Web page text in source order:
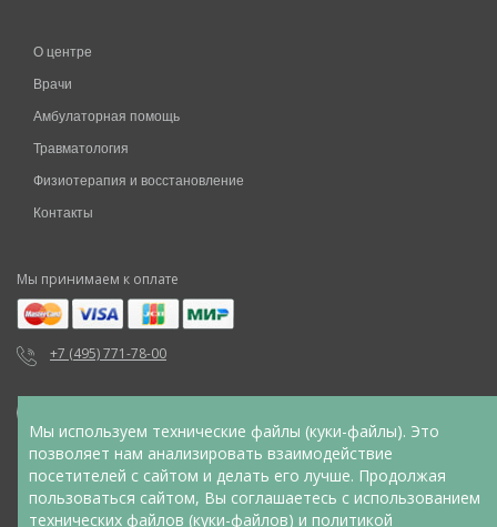
О центре
Врачи
Амбулаторная помощь
Травматология
Физиотерапия и восстановление
Контакты
Мы принимаем к оплате
+7 (495) 771-78-00
Указанные на сайте цены не являются публичной офертой (ст.
435 ГК РФ, cт. 437 ГК РФ). Для уточнения стоимости услуг
Мы используем технические файлы (куки-файлы). Это
позволяет нам анализировать взаимодействие
посетителей с сайтом и делать его лучше. Продолжая
пользоваться сайтом, Вы соглашаетесь с использованием
технических файлов (куки-файлов) и политикой